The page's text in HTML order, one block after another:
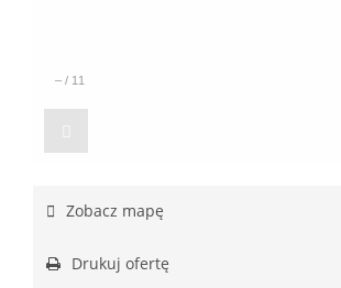
– / 11
Zobacz mapę
Drukuj ofertę